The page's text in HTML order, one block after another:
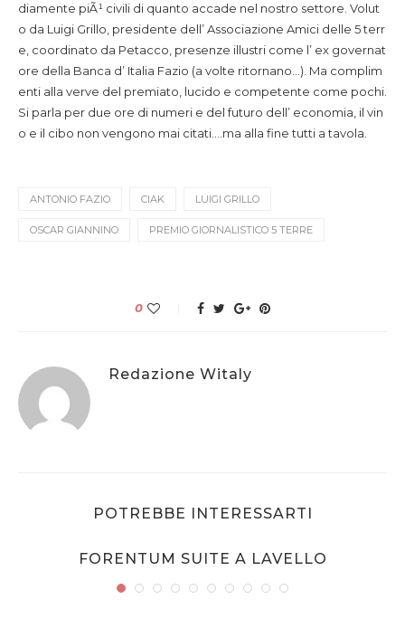
diamente piÃ¹ civili di quanto accade nel nostro settore. Volut
o da Luigi Grillo, presidente dell’ Associazione Amici delle 5 terr
e, coordinato da Petacco, presenze illustri come l’ ex governat
ore della Banca d’ Italia Fazio (a volte ritornano…). Ma complim
enti alla verve del premiato, lucido e competente come pochi.
Si parla per due ore di numeri e del futuro dell’ economia, il vin
o e il cibo non vengono mai citati….ma alla fine tutti a tavola.
ANTONIO FAZIO CIAK LUIGI GRILLO
OSCAR GIANNINO PREMIO GIORNALISTICO 5 TERRE
0
Redazione Witaly
POTREBBE INTERESSARTI
FORENTUM SUITE A LAVELLO